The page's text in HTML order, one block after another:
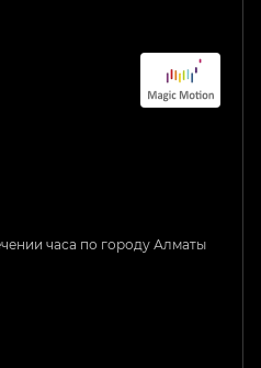
часа по городу Алматы